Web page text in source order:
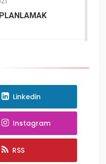
Linkedin
Instagram
RSS